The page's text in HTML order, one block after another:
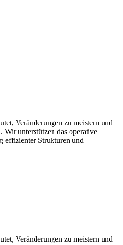
Veränderungen zu meistern und
Wir unterstützen das operative
effizienter Strukturen und
Veränderungen zu meistern und